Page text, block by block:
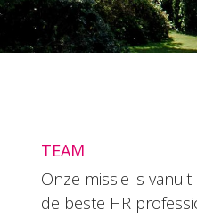
TEAM
Onze missie is vanuit
de beste HR